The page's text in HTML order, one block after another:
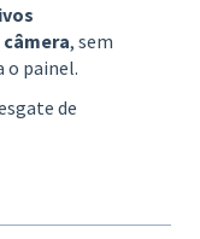
, sem
o painel.
de